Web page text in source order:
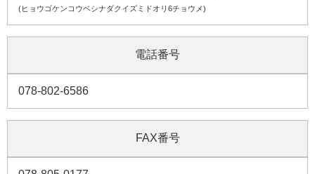
(ヒョウゴケンコウベシナダクイズミドオリ6チョウメ)
電話番号
078-802-6586
FAX番号